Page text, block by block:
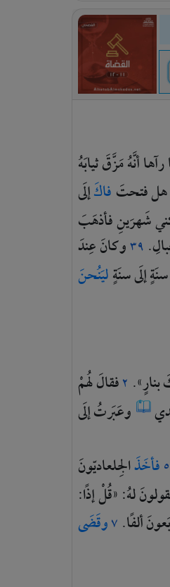
رآهاأنَّهُمَزَّقَثيابَهُ
هلفتحتَفاكَإلَى
شَهرَينِفأذهَبَ
٣٩وكانَعِندَ
سنَةٍإلَىسنَةٍليَنُحنَ
بنارٍ». ٢فقالَلهُمْ
وعَبَرتُإلَى
٥فأخَذَالجِلعاديّونَ
لهُ:«قُلْإذًا:
ألفًا. ٧وقَضَى